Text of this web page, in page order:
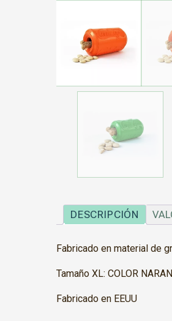
DESCRIPCIÓN
Fabricado en material de
Tamaño XL: COLOR
Fabricado en EEUU